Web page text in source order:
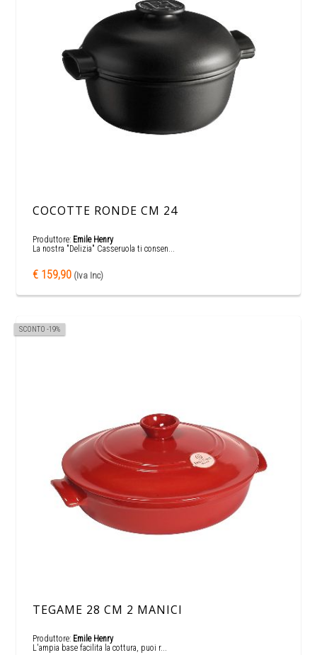
COCOTTE RONDE CM 24
Produttore: Emile Henry
La nostra "Delizia" Casseruola ti consen...
€ 159,90 (Iva Inc)
SCONTO -19%
TEGAME 28 CM 2 MANICI
Produttore: Emile Henry
L'ampia base facilita la cottura, puoi r...